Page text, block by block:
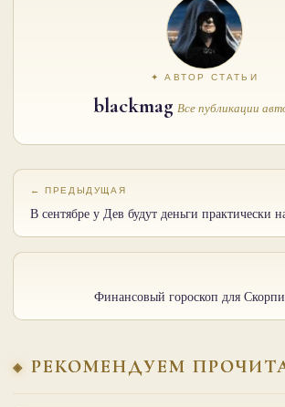
✦ АВТОР СТАТЬИ
blackmag Все публикации
← ПРЕДЫДУЩАЯ
В сентябре у Дев будут деньги практически
Финансовый гороскоп для
РЕКОМЕНДУЕМ